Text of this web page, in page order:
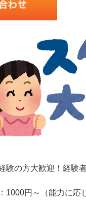
験の方大歓迎！経験
1000円～（能力に応